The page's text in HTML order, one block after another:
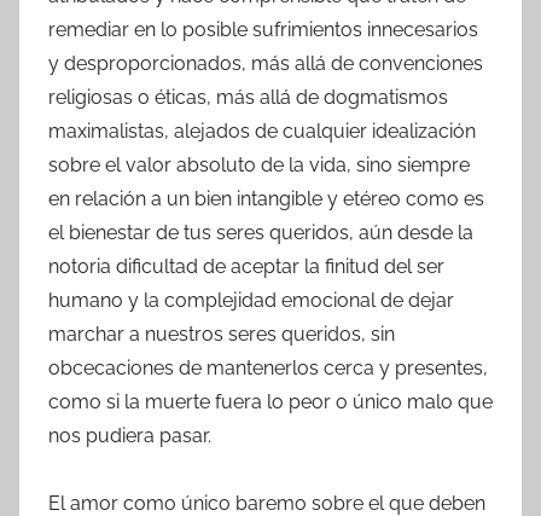
remediar en lo posible sufrimientos innecesarios
y desproporcionados, más allá de convenciones
religiosas o éticas, más allá de dogmatismos
maximalistas, alejados de cualquier idealización
sobre el valor absoluto de la vida, sino siempre
en relación a un bien intangible y etéreo como es
el bienestar de tus seres queridos, aún desde la
notoria dificultad de aceptar la finitud del ser
humano y la complejidad emocional de dejar
marchar a nuestros seres queridos, sin
obcecaciones de mantenerlos cerca y presentes,
como si la muerte fuera lo peor o único malo que
nos pudiera pasar.
El amor como único baremo sobre el que deben